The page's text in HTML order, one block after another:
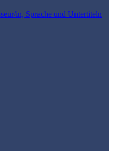
in, Sprache und Untertiteln